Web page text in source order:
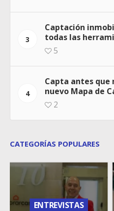
3
Captación
todas las
5
4
Capta antes que
nuevo Mapa de
2
CATEGORÍAS POPULARES
ENTREVISTAS